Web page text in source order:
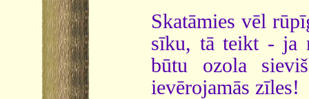
Skatāmies vēl
sīku, tā teikt - ja
būtu ozola
ievērojamās zīles!